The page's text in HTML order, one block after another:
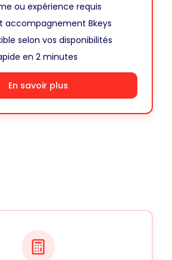
ou expérience requis
accompagnement Bkeys
selon vos disponibilités
en 2 minutes
En savoir plus